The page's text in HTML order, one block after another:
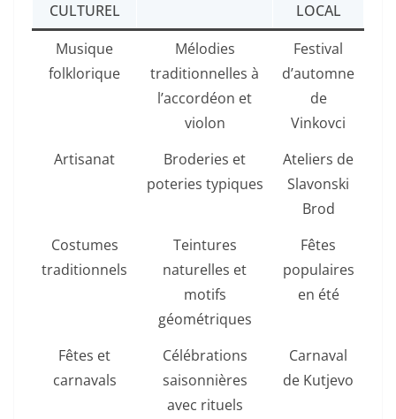
CULTUREL
LOCAL
Musique
folklorique
Mélodies
traditionnelles à
l’accordéon et
violon
Festival
d’automne
de
Vinkovci
Artisanat
Broderies et
poteries typiques
Ateliers de
Slavonski
Brod
Costumes
traditionnels
Teintures
naturelles et
motifs
géométriques
Fêtes
populaires
en été
Fêtes et
carnavals
Célébrations
saisonnières
avec rituels
Carnaval
de Kutjevo